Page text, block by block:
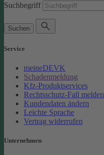
Suchbegriff
Suchen
Service
meineDEVK
Schadenmeldung
Kfz-Produktservices
Rechtsschutz-Fall melden
Kundendaten ändern
Leichte Sprache
Vertrag widerrufen
Unternehmen